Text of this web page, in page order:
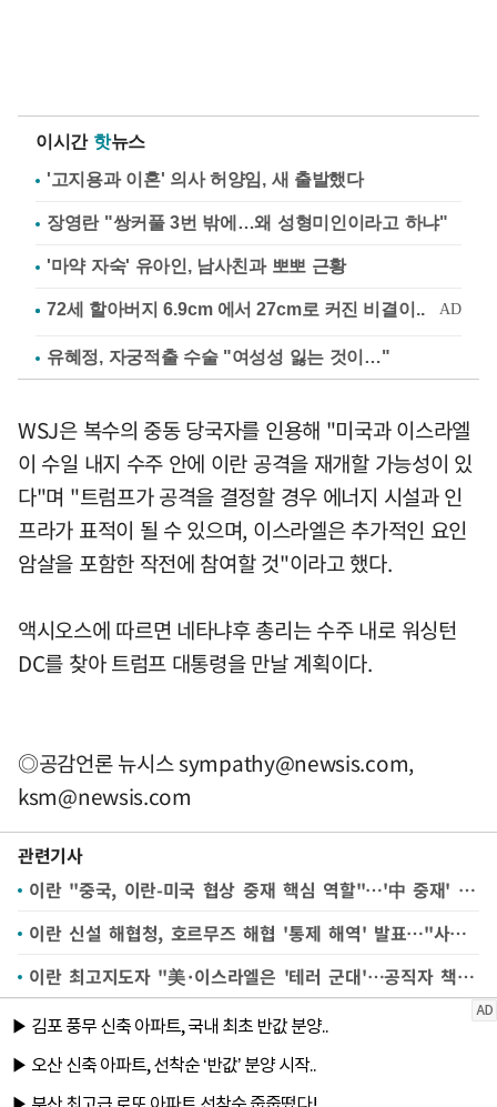
이시간 핫뉴스
'고지용과 이혼' 의사 허양임, 새 출발했다
장영란 "쌍커풀 3번 밖에…왜 성형미인이라고 하냐"
'마약 자숙' 유아인, 남사친과 뽀뽀 근황
유혜정, 자궁적출 수술 "여성성 잃는 것이…"
WSJ은 복수의 중동 당국자를 인용해 "미국과 이스라엘
이 수일 내지 수주 안에 이란 공격을 재개할 가능성이 있
다"며 "트럼프가 공격을 결정할 경우 에너지 시설과 인
프라가 표적이 될 수 있으며, 이스라엘은 추가적인 요인
암살을 포함한 작전에 참여할 것"이라고 했다.
액시오스에 따르면 네타냐후 총리는 수주 내로 워싱턴
DC를 찾아 트럼프 대통령을 만날 계획이다.
◎공감언론 뉴시스sympathy@newsis.com,
ksm@newsis.com
관련기사
이란 "중국, 이란-미국 협상 중재 핵심 역할"…'中 중재' 첫 공식언급
이란 신설 해협청, 호르무즈 해협 '통제 해역' 발표…"사전 승인 필요"
이란 최고지도자 "美·이스라엘은 '테러 군대'…공직자 책임 다해야"